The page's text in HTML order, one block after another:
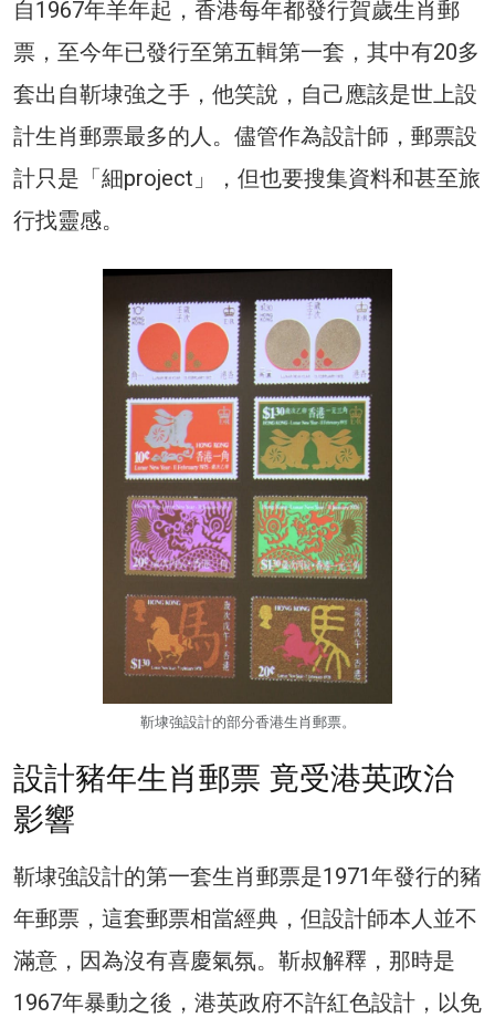
自1967年羊年起，香港每年都發行賀歲生肖郵
票，至今年已發行至第五輯第一套，其中有20多
套出自靳埭強之手，他笑說，自己應該是世上設
計生肖郵票最多的人。儘管作為設計師，郵票設
計只是「細project」，但也要搜集資料和甚至旅
行找靈感。
靳埭強設計的部分香港生肖郵票。
設計豬年生肖郵票 竟受港英政治
影響
靳埭強設計的第一套生肖郵票是1971年發行的豬
年郵票，這套郵票相當經典，但設計師本人並不
滿意，因為沒有喜慶氣氛。靳叔解釋，那時是
1967年暴動之後，港英政府不許紅色設計，以免